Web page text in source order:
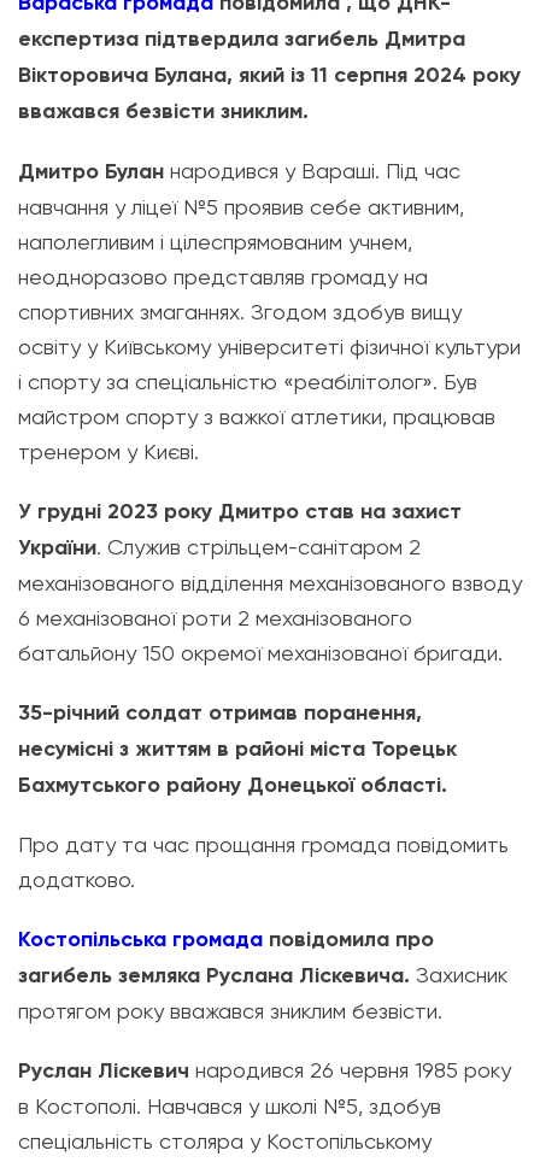
експертиза підтвердила загибель Дмитра
Вікторовича Булана, який із 11 серпня 2024 року
вважався безвісти зниклим.
Дмитро Булан народився у Вараші. Під час
навчання у ліцеї №5 проявив себе активним,
наполегливим і цілеспрямованим учнем,
неодноразово представляв громаду на
спортивних змаганнях. Згодом здобув вищу
освіту у Київському університеті фізичної культури
і спорту за спеціальністю «реабілітолог». Був
майстром спорту з важкої атлетики, працював
тренером у Києві.
У грудні 2023 року Дмитро став на захист
України. Служив стрільцем-санітаром 2
механізованого відділення механізованого взводу
6 механізованої роти 2 механізованого
батальйону 150 окремої механізованої бригади.
35-річний солдат отримав поранення,
несумісні з життям в районі міста Торецьк
Бахмутського району Донецької області.
Про дату та час прощання громада повідомить
додатково.
Костопільська громада повідомила про
загибель земляка Руслана Ліскевича. Захисник
протягом року вважався зниклим безвісти.
Руслан Ліскевич народився 26 червня 1985 року
в Костополі. Навчався у школі №5, здобув
спеціальність столяра у Костопільському